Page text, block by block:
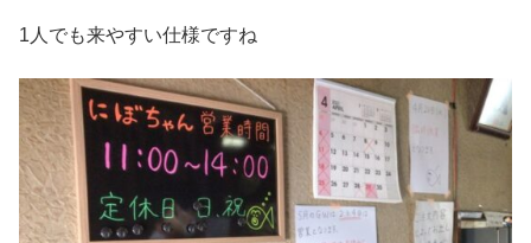
1人でも来やすい仕様ですね